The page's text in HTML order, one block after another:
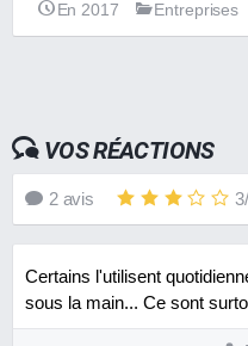
En 2017 Entreprises
VOS RÉACTIONS
2avis 3/
Certains l'utilisent
sous la main... Ce sont